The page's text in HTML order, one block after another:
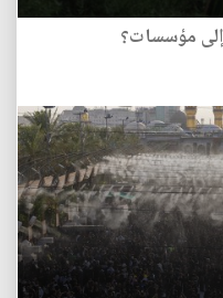
إلى مؤسسات؟